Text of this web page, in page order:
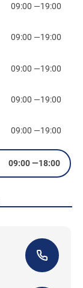
09:00 —19:00
09:00 —19:00
09:00 —19:00
09:00 —19:00
09:00 —19:00
09:00—18:00